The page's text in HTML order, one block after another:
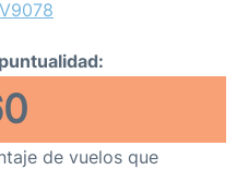
de vuelos que